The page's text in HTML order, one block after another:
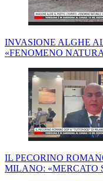
INVASIONE ALGHE
«FENOMENO
IL PECORINO
MILANO: «MERCATO